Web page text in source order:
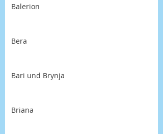
Balerion
Bera
Bari und Brynja
Briana